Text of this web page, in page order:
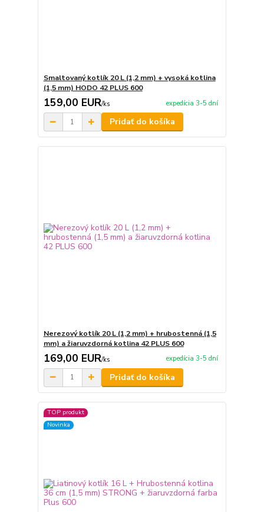
Smaltovaný kotlík 20 L (1,2 mm) + vysoká kotlina
(1,5 mm) HODO 42 PLUS 600
159,00 EUR/ks expedícia 3-5 dní
Pridať do košíka
Nerezový kotlík 20 L (1,2 mm) + hrubostenná (1,5
mm) a žiaruvzdorná kotlina 42 PLUS 600
169,00 EUR/ks expedícia 3-5 dní
Pridať do košíka
TOP produkt
Novinka